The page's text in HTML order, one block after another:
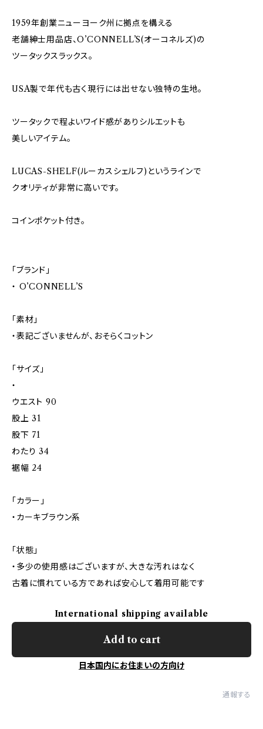
1959年創業ニューヨーク州に拠点を構える
老舗紳士用品店、O’CONNELL’S(オーコネルズ)の
ツータックスラックス。
USA製で年代も古く現行には出せない独特の生地。
ツータックで程よいワイド感がありシルエットも
美しいアイテム。
LUCAS-SHELF(ルーカスシェルフ)というラインで
クオリティが非常に高いです。
コインポケット付き。
「ブランド」
・ O’CONNELL’S
「素材」
・表記ございませんが、おそらくコットン
「サイズ」
・
ウエスト 90
股上 31
股下 71
わたり 34
裾幅 24
「カラー」
・カーキブラウン系
「状態」
・多少の使用感はございますが、大きな汚れはなく
古着に慣れている方であれば安心して着用可能です
International shipping available
Add to cart
日本国内にお住まいの方向け
通報する